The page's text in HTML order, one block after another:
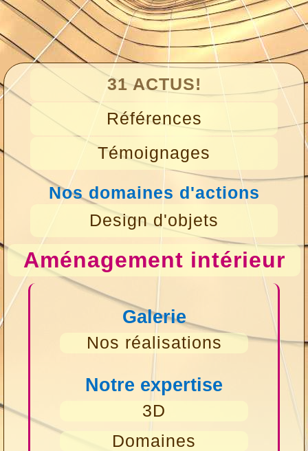
31 ACTUS!
Références
Témoignages
Nos domaines d'actions
Design d'objets
Aménagement intérieur
Galerie
Nos réalisations
Notre expertise
3D
Domaines